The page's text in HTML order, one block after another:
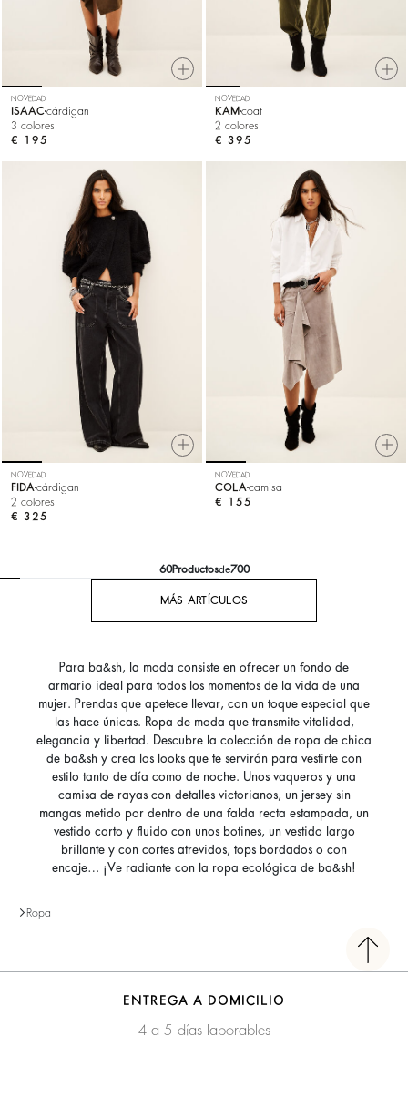
NOVEDAD
ISAACcárdigan
3 colores
€ 195
NOVEDAD
KAM coat
2 colores
€ 395
NOVEDAD
FIDA cárdigan
2 colores
€ 325
NOVEDAD
COLA camisa
€ 155
60Productosde700
MÁS ARTÍCULOS
Para ba&sh, la moda consiste en ofrecer un fondo de
armario ideal para todos los momentos de la vida de una
mujer. Prendas que apetece llevar, con un toque especial que
las hace únicas. Ropa de moda que transmite vitalidad,
elegancia y libertad. Descubre la colección de ropa de chica
de ba&sh y crea los looks que te servirán para vestirte con
estilo tanto de día como de noche. Unos vaqueros y una
camisa de rayas con detalles victorianos, un jersey sin
mangas metido por dentro de una falda recta estampada, un
vestido corto y fluido con unos botines, un vestido largo
brillante y con cortes atrevidos, tops bordados o con
encaje… ¡Ve radiante con la ropa ecológica de ba&sh!
Ropa
ENTREGA A DOMICILIO
4 a 5 días laborables